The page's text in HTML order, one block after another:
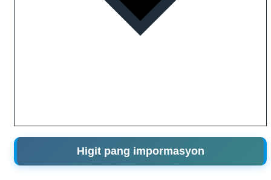
Higit pang impormasyon